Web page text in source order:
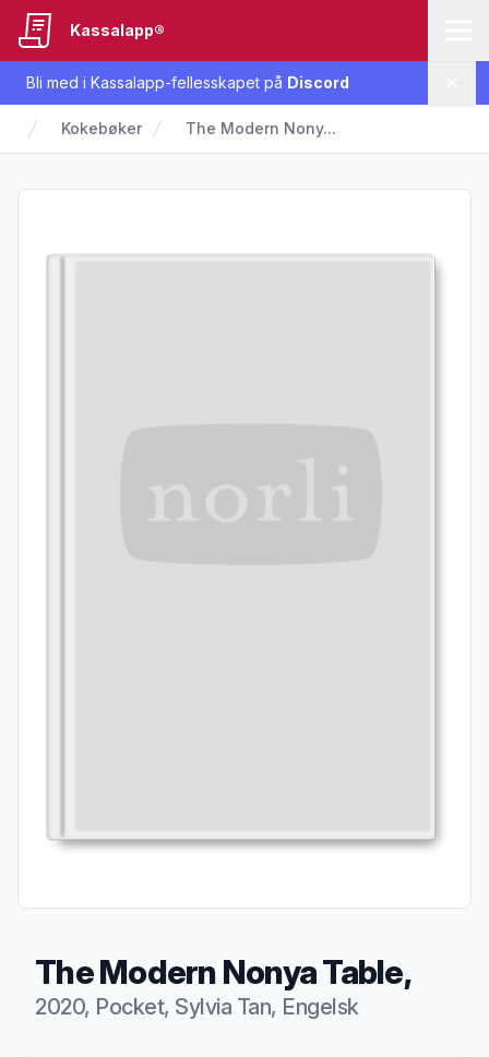
Bli med i Kassalapp-fellesskapet på Discord
Kassalapp®
Kokebøker The Modern Nony...
The Modern Nonya Table,
2020, Pocket, Sylvia Tan, Engelsk